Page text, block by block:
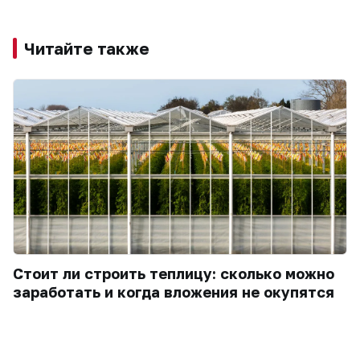
Читайте также
Стоит ли строить теплицу: сколько можно
заработать и когда вложения не окупятся